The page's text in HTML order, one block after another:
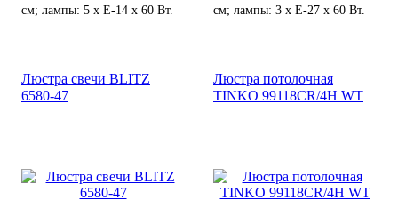
см; лампы: 5 х Е-14 х 60 Вт.
см; лампы: 3 х Е-27 х 60 Вт.
Люстра свечи BLITZ
6580-47
Люстра потолочная
TINKO 99118CR/4H WT